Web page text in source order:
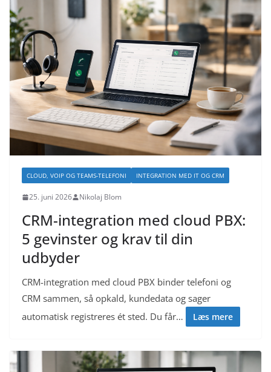
CLOUD, VOIP OG TEAMS-TELEFONI INTEGRATION MED IT OG CRM
25. juni 2026 Nikolaj Blom
CRM-integration med cloud PBX:
5 gevinster og krav til din
udbyder
CRM-integration med cloud PBX binder telefoni og
CRM sammen, så opkald, kundedata og sager
automatisk registreres ét sted. Du får…
Læs mere